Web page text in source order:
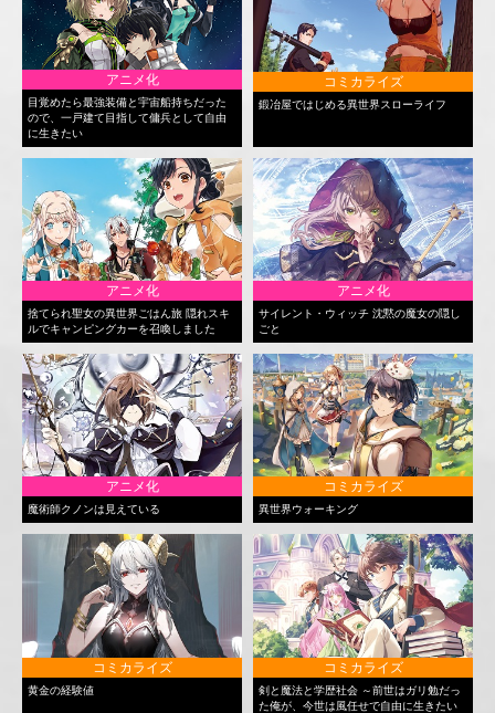
アニメ化
目覚めたら最強装備と宇宙船持ちだった
ので、一戸建て目指して傭兵として自由
に生きたい
コミカライズ
鍛冶屋ではじめる異世界スローライフ
アニメ化
捨てられ聖女の異世界ごはん旅 隠れスキ
ルでキャンピングカーを召喚しました
アニメ化
サイレント・ウィッチ 沈黙の魔女の隠し
ごと
アニメ化
魔術師クノンは見えている
コミカライズ
異世界ウォーキング
コミカライズ
黄金の経験値
コミカライズ
剣と魔法と学歴社会 ～前世はガリ勉だっ
た俺が、今世は風任せで自由に生きたい